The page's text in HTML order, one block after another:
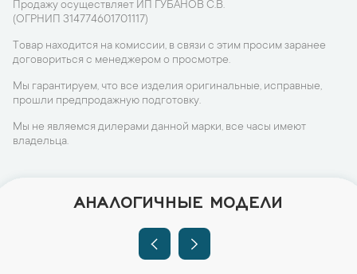
Продажу осуществляет ИП ГУБАНОВ С.В.
(ОГРНИП 314774601701117)
Товар находится на комиссии, в связи с этим просим заранее
договориться с менеджером о просмотре.
Мы гарантируем, что все изделия оригинальные, исправные,
прошли предпродажную подготовку.
Мы не являемся дилерами данной марки, все часы имеют
владельца.
АНАЛОГИЧНЫЕ МОДЕЛИ